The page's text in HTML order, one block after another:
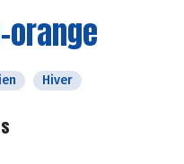
orange
Hiver